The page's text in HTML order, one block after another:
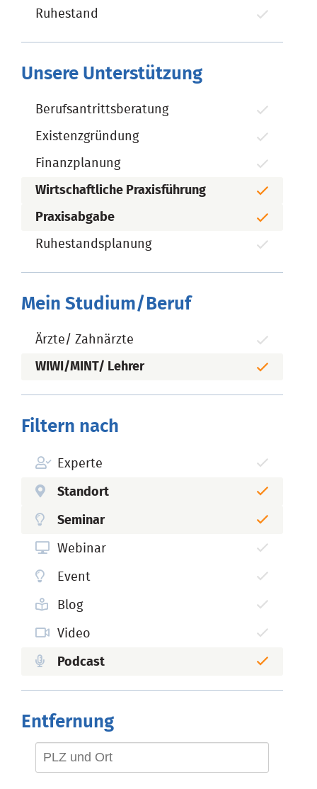
Ruhestand
Unsere Unterstützung
Berufsantrittsberatung
Existenzgründung
Finanzplanung
Wirtschaftliche Praxisführung
Praxisabgabe
Ruhestandsplanung
Mein Studium/Beruf
Ärzte/ Zahnärzte
WIWI/MINT/ Lehrer
Filtern nach
Experte
Standort
Seminar
Webinar
Event
Blog
Video
Podcast
Entfernung